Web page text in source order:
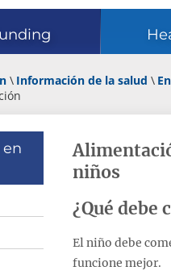
Información de la salud
niños
¿Qué debe
El niño debe
funcione mejor.